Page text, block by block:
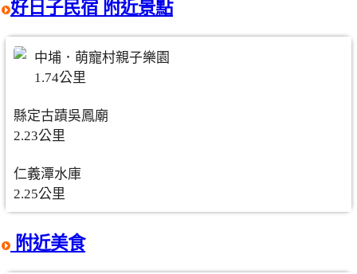
好日子民宿 附近景點
中埔．萌寵村親子樂園
1.74公里
縣定古蹟吳鳳廟
2.23公里
仁義潭水庫
2.25公里
附近美食